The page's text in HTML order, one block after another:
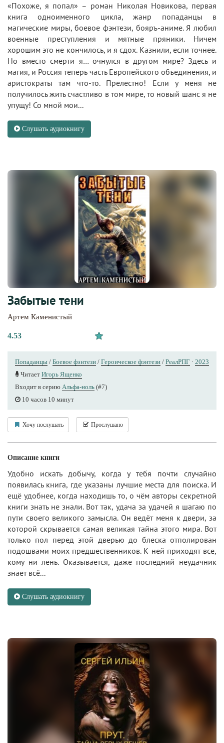
«Похоже, я попал» – роман Николая Новикова, первая
книга одноименного цикла, жанр попаданцы в
магические миры, боевое фэнтези, бояръ-аниме. Я любил
военные преступления и мятные пряники. Ничем
хорошим это не кончилось, и я сдох. Казнили, если точнее.
Но вместо смерти я… очнулся в другом мире? Здесь и
магия, и Россия теперь часть Европейского объединения, и
аристократы там что-то. Прелестно! Если у меня не
получилось жить счастливо в том мире, то новый шанс я не
упущу! Со мной мои...
Слушать аудиокнигу
Забытые тени
Артем Каменистый
4.53
Попаданцы / Боевое фэнтези / Героическое фэнтези / РеалРПГ · 2023
Читает Игорь Ященко
Входит в серию Альфа-ноль (#7)
10 часов 10 минут
Хочу послушать Прослушано
Описание книги
Удобно искать добычу, когда у тебя почти случайно
появилась книга, где указаны лучшие места для поиска. И
ещё удобнее, когда находишь то, о чём авторы секретной
книги знать не знали. Вот так, удача за удачей я шагаю по
пути своего великого замысла. Он ведёт меня к двери, за
которой скрывается самая великая тайна этого мира. Вот
только пол перед этой дверью до блеска отполирован
подошвами моих предшественников. К ней приходят все,
кому ни лень. Оказывается, даже последний неудачник
знает всё...
Слушать аудиокнигу